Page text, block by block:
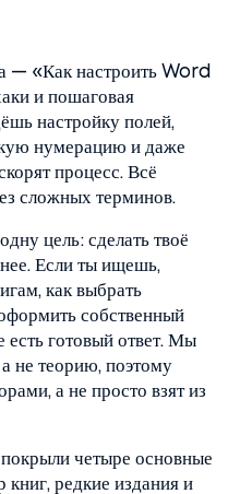
— «Как настроить Word
и пошаговая
настройку полей,
нумерацию и даже
процесс. Всё
сложных терминов.
цель: сделать твоё
Если ты ищешь,
как выбрать
собственный
готовый ответ. Мы
а не теорию, поэтому
а не просто взят из
четыре основные
редкие издания и